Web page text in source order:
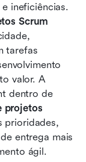
ineficiências.
Scrum
tarefas
valor. A
dentro de
projetos
prioridades,
entrega mais
ágil.